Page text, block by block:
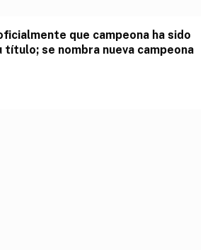
que campeona ha sido
título; se nombra nueva campeona